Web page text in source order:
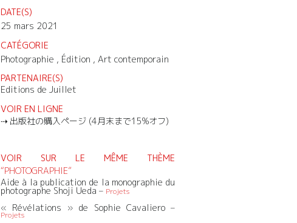
DATE(S)
25 mars 2021
CATÉGORIE
Photographie , Édition , Art contemporain
PARTENAIRE(S)
Editions de Juillet
VOIR EN LIGNE
出版社の購入ページ (4月末まで15%オフ)
VOIR SUR LE MÊME THÈME
“PHOTOGRAPHIE”
Aide à la publication de la monographie du
photographe Shoji Ueda – Projets
« Révélations » de Sophie Cavaliero –
Projets